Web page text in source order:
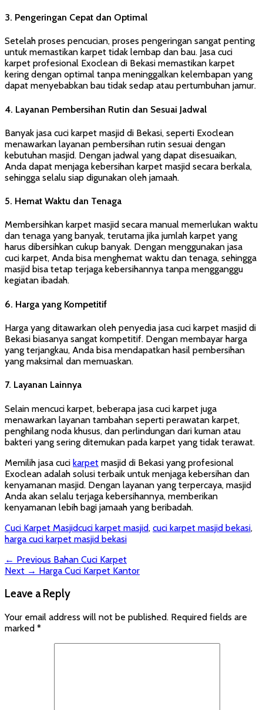
3. Pengeringan Cepat dan Optimal
Setelah proses pencucian, proses pengeringan sangat penting
untuk memastikan karpet tidak lembap dan bau. Jasa cuci
karpet profesional Exoclean di Bekasi memastikan karpet
kering dengan optimal tanpa meninggalkan kelembapan yang
dapat menyebabkan bau tidak sedap atau pertumbuhan jamur.
4. Layanan Pembersihan Rutin dan Sesuai Jadwal
Banyak jasa cuci karpet masjid di Bekasi, seperti Exoclean
menawarkan layanan pembersihan rutin sesuai dengan
kebutuhan masjid. Dengan jadwal yang dapat disesuaikan,
Anda dapat menjaga kebersihan karpet masjid secara berkala,
sehingga selalu siap digunakan oleh jamaah.
5. Hemat Waktu dan Tenaga
Membersihkan karpet masjid secara manual memerlukan waktu
dan tenaga yang banyak, terutama jika jumlah karpet yang
harus dibersihkan cukup banyak. Dengan menggunakan jasa
cuci karpet, Anda bisa menghemat waktu dan tenaga, sehingga
masjid bisa tetap terjaga kebersihannya tanpa mengganggu
kegiatan ibadah.
6. Harga yang Kompetitif
Harga yang ditawarkan oleh penyedia jasa cuci karpet masjid di
Bekasi biasanya sangat kompetitif. Dengan membayar harga
yang terjangkau, Anda bisa mendapatkan hasil pembersihan
yang maksimal dan memuaskan.
7. Layanan Lainnya
Selain mencuci karpet, beberapa jasa cuci karpet juga
menawarkan layanan tambahan seperti perawatan karpet,
penghilang noda khusus, dan perlindungan dari kuman atau
bakteri yang sering ditemukan pada karpet yang tidak terawat.
Memilih jasa cuci karpet masjid di Bekasi yang profesional
Exoclean adalah solusi terbaik untuk menjaga kebersihan dan
kenyamanan masjid. Dengan layanan yang terpercaya, masjid
Anda akan selalu terjaga kebersihannya, memberikan
kenyamanan lebih bagi jamaah yang beribadah.
Categories
Cuci Karpet MasjidTags
cuci karpet masjid, cuci karpet masjid bekasi,
harga cuci karpet masjid bekasi
Post
navigation
← Previous Previous
post:
Bahan Cuci Karpet
Next → Next
Harga Cuci Karpet Kantor
Leave a Reply
Your email address will not be published. Required fields are
marked *